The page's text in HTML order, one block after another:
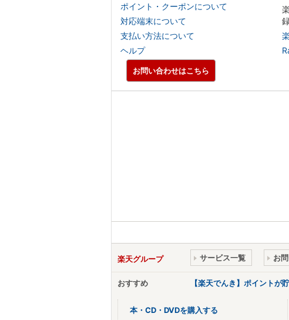
ポイント・クーポンについて
対応端末について
支払い方法について
ヘルプ
お問い合わせはこちら
楽天グループ サービス一覧 お
おすすめ 【楽天でんき】ポイントが
本・CD・DVDを購入する